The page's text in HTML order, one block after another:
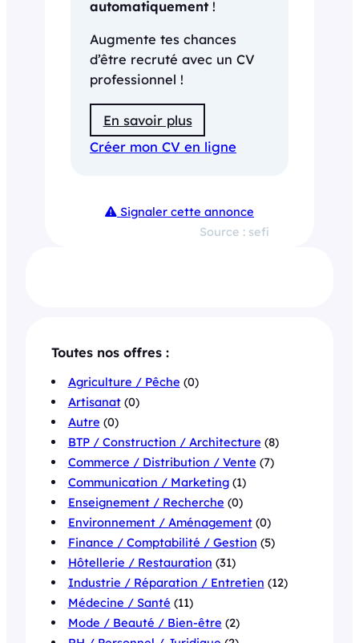
automatiquement!
Augmente tes chances
d’être recruté avec un CV
professionnel !
En savoir plus
Créer mon CV en ligne
Signaler cette annonce
Source : sefi
Toutes nos offres :
Agriculture / Pêche (0)
Artisanat(0)
Autre (0)
BTP / Construction / Architecture (8)
Commerce / Distribution / Vente (7)
Communication / Marketing(1)
Enseignement / Recherche (0)
Environnement / Aménagement(0)
Finance / Comptabilité / Gestion (5)
Hôtellerie / Restauration (31)
Industrie / Réparation / Entretien (12)
Médecine / Santé (11)
Mode / Beauté / Bien-être (2)